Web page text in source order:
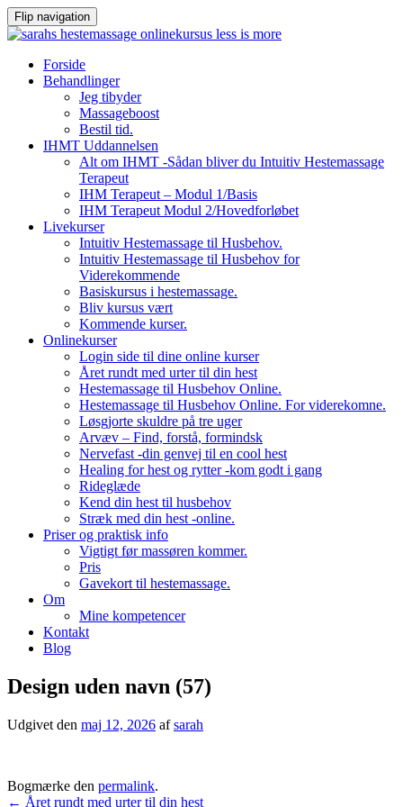
Flip navigation
VidereForside
Behandlinger
Jeg tibyder
Massageboost
Bestil tid.
IHMT Uddannelsen
Alt om IHMT -Sådan bliver du Intuitiv Hestemassage
Terapeut
IHM Terapeut – Modul 1/Basis
IHM Terapeut Modul 2/Hovedforløbet
Livekurser
Intuitiv Hestemassage til Husbehov.
Intuitiv Hestemassage til Husbehov for
Viderekommende
Basiskursus i hestemassage.
Bliv kursus vært
Kommende kurser.
Onlinekurser
Login side til dine online kurser
Året rundt med urter til din hest
Hestemassage til Husbehov Online.
Hestemassage til Husbehov Online. For viderekomne.
Løsgjorte skuldre på tre uger
Arvæv – Find, forstå, formindsk
Nervefast -din genvej til en cool hest
Healing for hest og rytter -kom godt i gang
Rideglæde
Kend din hest til husbehov
Stræk med din hest -online.
Priser og praktisk info
Vigtigt før massøren kommer.
Pris
Gavekort til hestemassage.
Om
Mine kompetencer
Kontakt
Blog
Design uden navn (57)
Udgivet den maj 12, 2026 afsarah
Bogmærke den permalink.
← Året rundt med urter til din hest